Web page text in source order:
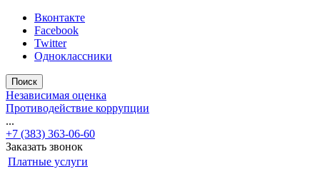
Вконтакте
Facebook
Twitter
Одноклассники
Поиск
Независимая оценка
Противодействие коррупции
...
+7 (383) 363-06-60
Заказать звонок
Платные услуги